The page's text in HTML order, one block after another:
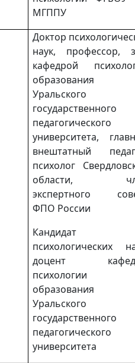
МГППУ
Доктор
наук, профессор,
кафедрой
образования
Уральского
государственного
педагогического
университета,
внештатный
психолог
области,
экспертного
ФПО России
Кандидат
психологических
доцент
психологии
образования
Уральского
государственного
педагогического
университета